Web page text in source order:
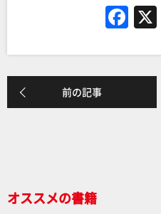
F
a
c
e
b
前の記事
オススメの書籍